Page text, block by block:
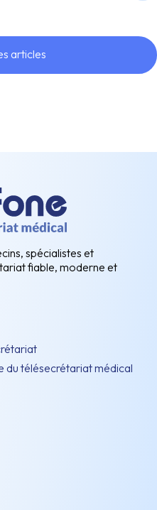
articles
spécialistes et
fiable, moderne et
du télésecrétariat médical